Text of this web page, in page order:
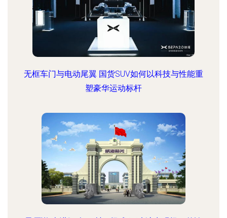
无框车门与电动尾翼 国货SUV如何以科技与性能重
塑豪华运动标杆